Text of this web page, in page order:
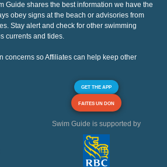
Guide shares the best information we have the
obey signs at the beach or advisories from
Stay alert and check for other swimming
currents and tides.
concerns so Affiliates can help keep other
GET THE APP
FAITES UN DON
Swim Guide is supported by